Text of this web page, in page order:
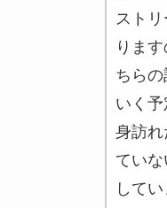
スト
りま
ちら
いく
身訪れ
てい
してい